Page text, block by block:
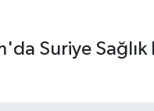
Suriye Sağlık